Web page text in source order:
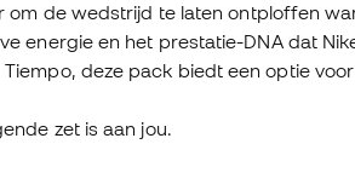
om de wedstrijd te laten ontploffen
energie en het prestatie-DNA dat
deze pack biedt een optie
zet is aan jou.